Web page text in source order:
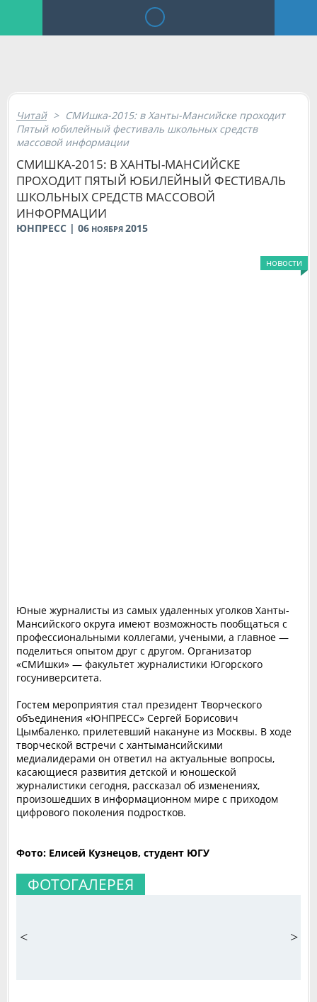
Читай > СМИшка-2015: в Ханты-Мансийске проходит
Пятый юбилейный фестиваль школьных средств
массовой информации
СМИШКА-2015: В ХАНТЫ-МАНСИЙСКЕ
ПРОХОДИТ ПЯТЫЙ ЮБИЛЕЙНЫЙ ФЕСТИВАЛЬ
ШКОЛЬНЫХ СРЕДСТВ МАССОВОЙ
ИНФОРМАЦИИ
ЮНПРЕСС | 06 НОЯБРЯ 2015
новости
Юные журналисты из самых удаленных уголков Ханты-
Мансийского округа имеют возможность пообщаться с
профессиональными коллегами, учеными, а главное —
поделиться опытом друг с другом. Организатор
«СМИшки» — факультет журналистики Югорского
госуниверситета.
Гостем мероприятия стал президент Творческого
объединения «ЮНПРЕСС» Сергей Борисович
Цымбаленко, прилетевший накануне из Москвы. В ходе
творческой встречи с хантымансийскими
медиалидерами он ответил на актуальные вопросы,
касающиеся развития детской и юношеской
журналистики сегодня, рассказал об изменениях,
произошедших в информационном мире с приходом
цифрового поколения подростков.
Фото: Елисей Кузнецов, студент ЮГУ
ФОТОГАЛЕРЕЯ
< >